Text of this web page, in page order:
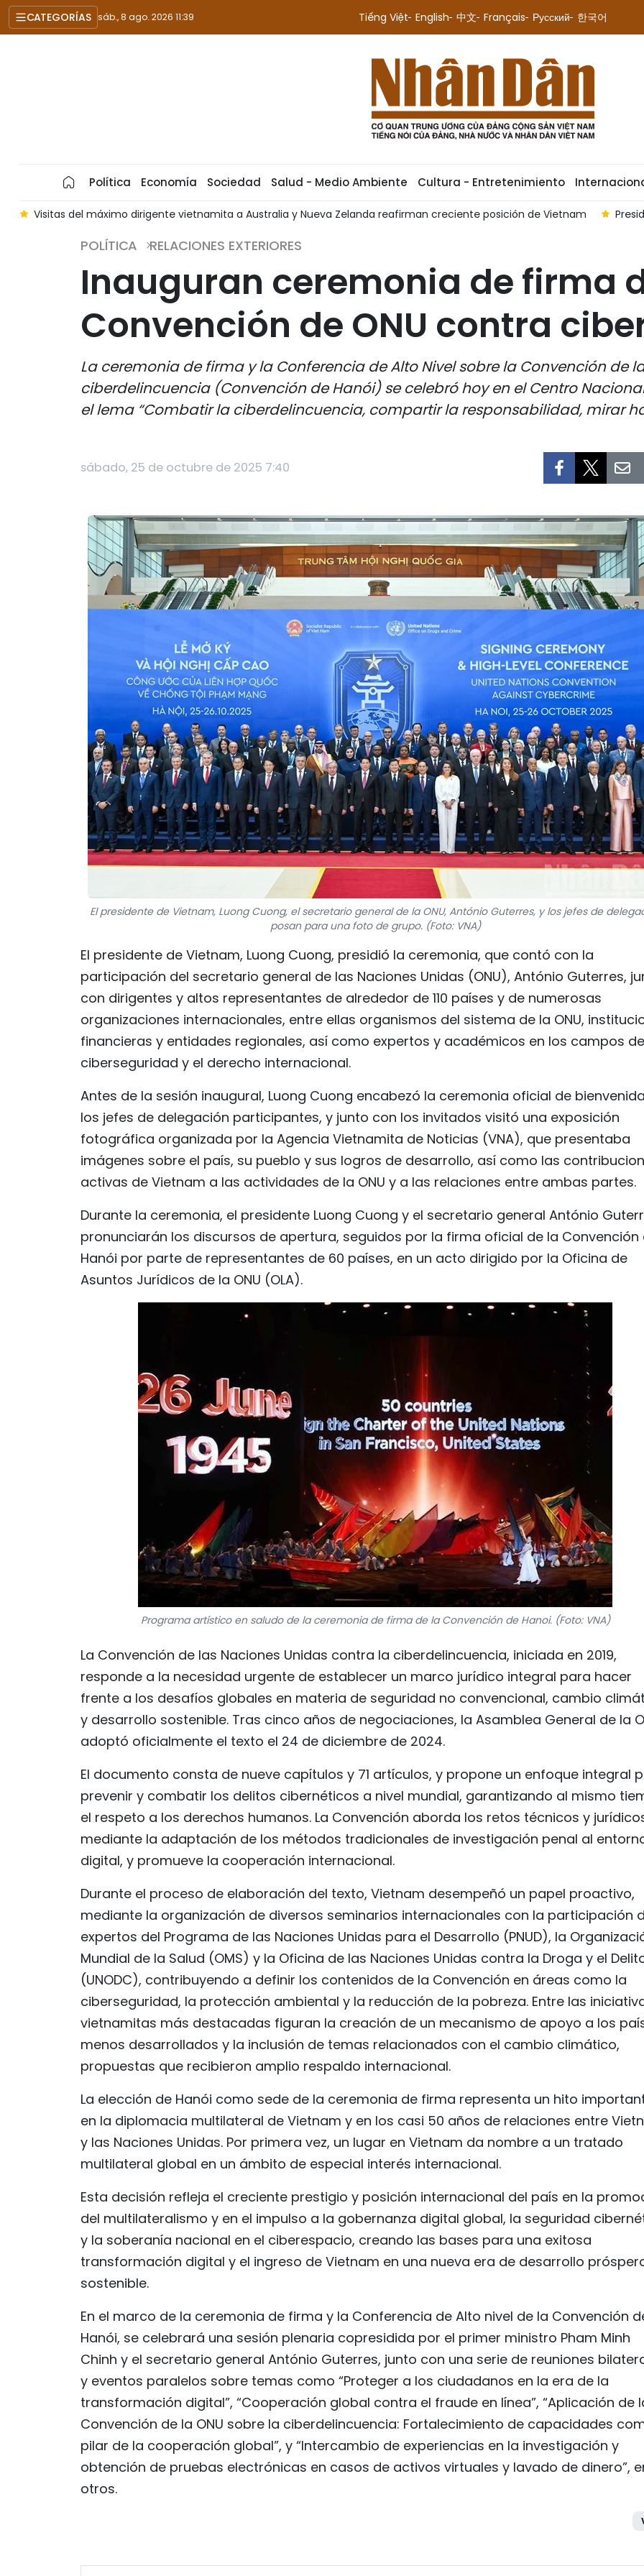
CATEGORÍAS sáb., 8 ago. 2026 11:39 Tiếng Việt English 中文 Français Русский 한국어
Política Economía Sociedad Salud - Medio Ambiente Cultura - Entretenimiento
posición de Vietnam Presidente de Asamblea Nacional de Tailandia concluye con éxito visita oficial a Vietnam
POLÍTICA RELACIONES EXTERIORES
Inauguran ceremonia de firma
Convención de ONU contra
La ceremonia de firma y la Conferencia de Alto Nivel sobre la Convención de
ciberdelincuencia (Convención de Hanói) se celebró hoy en el Centro
el lema “Combatir la ciberdelincuencia, compartir la responsabilidad, mirar
sábado, 25 de octubre de 2025 7:40
El presidente de Vietnam, Luong Cuong, el secretario general de la ONU, António Guterres, y los jefes de
posan para una foto de grupo. (Foto: VNA)
El presidente de Vietnam, Luong Cuong, presidió la ceremonia, que contó con la
participación del secretario general de las Naciones Unidas (ONU), António Guterres,
con dirigentes y altos representantes de alrededor de 110 países y de numerosas
organizaciones internacionales, entre ellas organismos del sistema de la ONU,
financieras y entidades regionales, así como expertos y académicos en los campos
ciberseguridad y el derecho internacional.
Antes de la sesión inaugural, Luong Cuong encabezó la ceremonia oficial de
los jefes de delegación participantes, y junto con los invitados visitó una exposición
fotográfica organizada por la Agencia Vietnamita de Noticias (VNA), que presentaba
imágenes sobre el país, su pueblo y sus logros de desarrollo, así como las
activas de Vietnam a las actividades de la ONU y a las relaciones entre ambas partes.
Durante la ceremonia, el presidente Luong Cuong y el secretario general António
pronunciarán los discursos de apertura, seguidos por la firma oficial de la Convención
Hanói por parte de representantes de 60 países, en un acto dirigido por la Oficina de
Asuntos Jurídicos de la ONU (OLA).
Programa artístico en saludo de la ceremonia de firma de la Convención de Hanoi. (Foto: VNA)
La Convención de las Naciones Unidas contra la ciberdelincuencia, iniciada en 2019,
responde a la necesidad urgente de establecer un marco jurídico integral para hacer
frente a los desafíos globales en materia de seguridad no convencional, cambio
y desarrollo sostenible. Tras cinco años de negociaciones, la Asamblea General de la
adoptó oficialmente el texto el 24 de diciembre de 2024.
El documento consta de nueve capítulos y 71 artículos, y propone un enfoque integral
prevenir y combatir los delitos cibernéticos a nivel mundial, garantizando al mismo
el respeto a los derechos humanos. La Convención aborda los retos técnicos y
mediante la adaptación de los métodos tradicionales de investigación penal al
digital, y promueve la cooperación internacional.
Durante el proceso de elaboración del texto, Vietnam desempeñó un papel proactivo,
mediante la organización de diversos seminarios internacionales con la participación
expertos del Programa de las Naciones Unidas para el Desarrollo (PNUD), la
Mundial de la Salud (OMS) y la Oficina de las Naciones Unidas contra la Droga y el
(UNODC), contribuyendo a definir los contenidos de la Convención en áreas como la
ciberseguridad, la protección ambiental y la reducción de la pobreza. Entre las
vietnamitas más destacadas figuran la creación de un mecanismo de apoyo a los
menos desarrollados y la inclusión de temas relacionados con el cambio climático,
propuestas que recibieron amplio respaldo internacional.
La elección de Hanói como sede de la ceremonia de firma representa un hito
en la diplomacia multilateral de Vietnam y en los casi 50 años de relaciones entre
y las Naciones Unidas. Por primera vez, un lugar en Vietnam da nombre a un tratado
multilateral global en un ámbito de especial interés internacional.
Esta decisión refleja el creciente prestigio y posición internacional del país en la
del multilateralismo y en el impulso a la gobernanza digital global, la seguridad
y la soberanía nacional en el ciberespacio, creando las bases para una exitosa
transformación digital y el ingreso de Vietnam en una nueva era de desarrollo
sostenible.
En el marco de la ceremonia de firma y la Conferencia de Alto nivel de la Convención
Hanói, se celebrará una sesión plenaria copresidida por el primer ministro Pham Minh
Chinh y el secretario general António Guterres, junto con una serie de reuniones
y eventos paralelos sobre temas como “Proteger a los ciudadanos en la era de la
transformación digital”, “Cooperación global contra el fraude en línea”, “Aplicación de
Convención de la ONU sobre la ciberdelincuencia: Fortalecimiento de capacidades
pilar de la cooperación global”, y “Intercambio de experiencias en la investigación y
obtención de pruebas electrónicas en casos de activos virtuales y lavado de dinero”,
otros.